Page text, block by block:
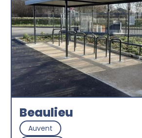
Beaulieu
Auvent